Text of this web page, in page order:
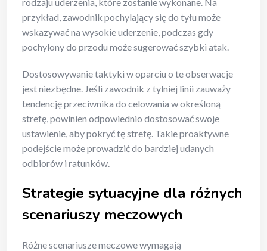
przykład, zawodnik pochylający się do tyłu może
wskazywać na wysokie uderzenie, podczas gdy
pochylony do przodu może sugerować szybki atak.
Dostosowywanie taktyki w oparciu o te obserwacje
jest niezbędne. Jeśli zawodnik z tylniej linii zauważy
tendencję przeciwnika do celowania w określoną
strefę, powinien odpowiednio dostosować swoje
ustawienie, aby pokryć tę strefę. Takie proaktywne
podejście może prowadzić do bardziej udanych
odbiorów i ratunków.
Strategie sytuacyjne dla różnych
scenariuszy meczowych
Różne scenariusze meczowe wymagają